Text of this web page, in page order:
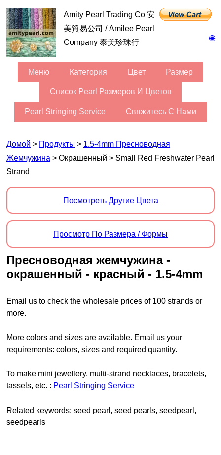
🌐
Amity Pearl Trading Co 安
美貿易公司 / Amilee Pearl
Company 泰美珍珠行
Меню Категория Цвет Размер
Список Pearl Размеров И Цветов
Pearl Stringing Service Свяжитесь С Нами
Домой > Продукты > 1.5-4mm Пресноводная
Жемчужина > Окрашенный > Small Red Freshwater Pearl
Strand
Посмотреть Другие Цвета
Просмотр По Размера / Формы
пресноводная жемчужина -
окрашенный - красный - 1.5-4mm
Email us to check the wholesale prices of 100 strands or
more.
More colors and sizes are available. Email us your
requirements: colors, sizes and required quantity.
To make mini jewellery, multi-strand necklaces, bracelets,
tassels, etc. : Pearl Stringing Service
Related keywords: seed pearl, seed pearls, seedpearl,
seedpearls